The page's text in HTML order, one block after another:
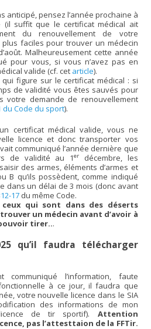
anticipé, pensez l’année prochaine à
(il suffit que le certificat médical ait
du renouvellement de votre
faciles pour trouver un médecin
Malheureusement cette année
pour vous, si vous n’avez pas en
valide (cf. cet article).
figure sur le certificat médical : si
de validité vous êtes sauvés pour
votre demande de renouvellement
du Code du sport).
certificat médical valide, vous ne
licence et donc transporter vos
communiqué l’année dernière que
de validité au 1er
décembre, les
des armes, éléments d’armes et
B qu’ils possèdent, comme indiqué
dans un délai de 3 mois (donc avant
17 du même Code.
qui sont dans des déserts
un médecin avant d’avoir à
tirer...
qu’il faudra télécharger
communiqué l’information, faute
à ce jour, il faudra que
votre nouvelle licence dans le SIA
des informations de mon
de tir sportif). Attention
pas l’attesttaion de la FFTir.